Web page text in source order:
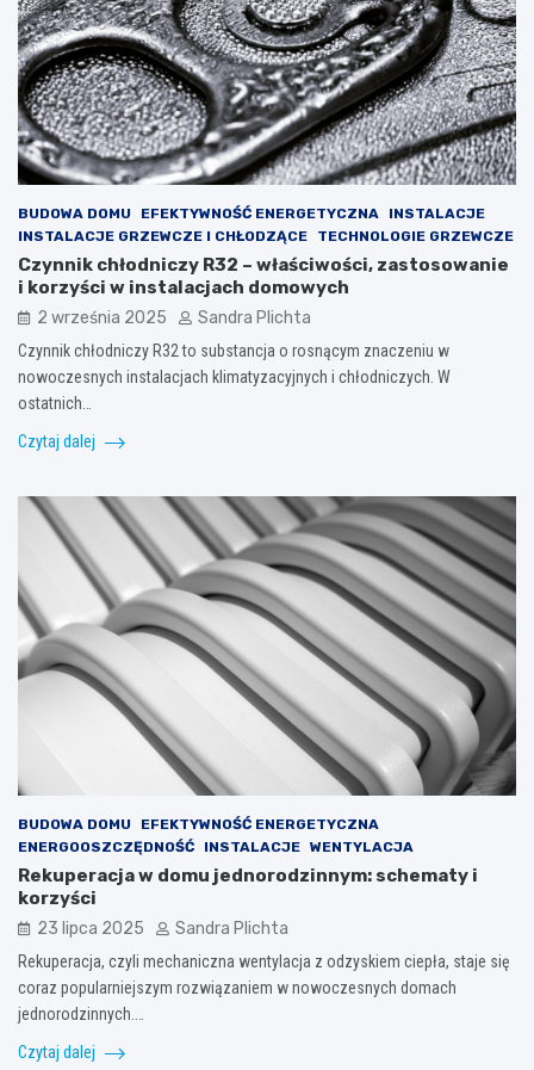
BUDOWA DOMU EFEKTYWNOŚĆ ENERGETYCZNA
INSTALACJE
INSTALACJE GRZEWCZE I CHŁODZĄCE
TECHNOLOGIE GRZEWCZE
Czynnik chłodniczy R32 – właściwości, zastosowanie
i korzyści w instalacjach domowych
2 września 2025 Sandra Plichta
Czynnik chłodniczy R32 to substancja o rosnącym znaczeniu w
nowoczesnych instalacjach klimatyzacyjnych i chłodniczych. W
ostatnich…
Czytaj dalej
BUDOWA DOMU
EFEKTYWNOŚĆ ENERGETYCZNA
ENERGOOSZCZĘDNOŚĆ
INSTALACJE WENTYLACJA
Rekuperacja w domu jednorodzinnym: schematy i
korzyści
23 lipca 2025 Sandra Plichta
Rekuperacja, czyli mechaniczna wentylacja z odzyskiem ciepła, staje się
coraz popularniejszym rozwiązaniem w nowoczesnych domach
jednorodzinnych.…
Czytaj dalej